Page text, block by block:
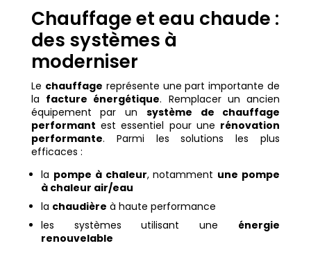
Chauffage et eau chaude :
des systèmes à
moderniser
Le chauffage représente une part importante de
la facture énergétique. Remplacer un ancien
équipement par un système de chauffage
performant est essentiel pour une rénovation
performante. Parmi les solutions les plus
efficaces :
la pompe à chaleur, notamment une pompe
à chaleur air/eau
la chaudière à haute performance
les systèmes utilisant une énergie
renouvelable